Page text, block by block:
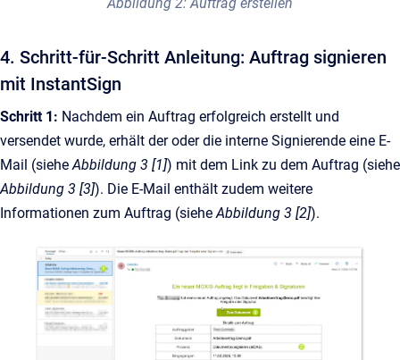
4. Schritt-für-Schritt Anleitung: Auftrag signieren
mit InstantSign
Schritt 1: Nachdem ein Auftrag erfolgreich erstellt und
versendet wurde, erhält der oder die interne Signierende eine E-
Mail (sieheAbbildung 3 [1]) mit dem Link zu dem Auftrag (siehe
Abbildung 3 [3]). Die E-Mail enthält zudem weitere
Informationen zum Auftrag (sieheAbbildung 3 [2]).